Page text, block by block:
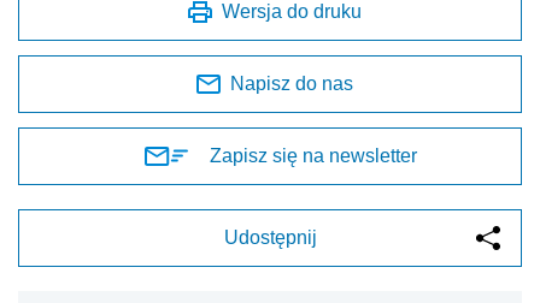
Wersja do druku
Napisz do nas
Zapisz się na newsletter
Udostępnij